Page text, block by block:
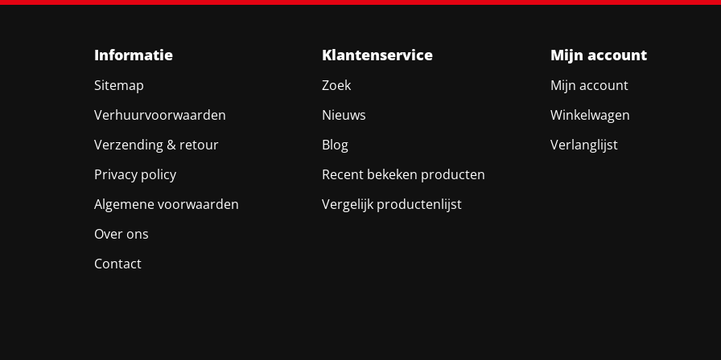
Informatie
Sitemap
Verhuurvoorwaarden
Verzending & retour
Privacy policy
Algemene voorwaarden
Over ons
Contact
Klantenservice
Zoek
Nieuws
Blog
Recent bekeken producten
Vergelijk productenlijst
Mijn account
Mijn account
Winkelwagen
Verlanglijst